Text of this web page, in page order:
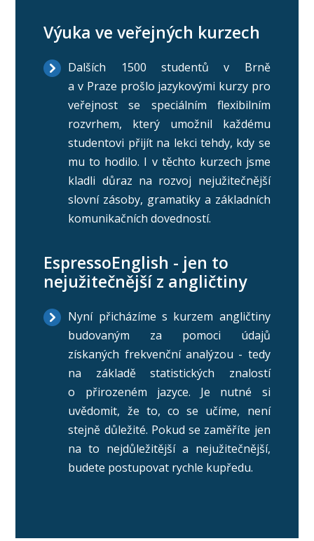
Výuka ve veřejných kurzech
Dalších 1500 studentů v Brně
a v Praze prošlo jazykovými kurzy pro
veřejnost se speciálním flexibilním
rozvrhem, který umožnil každému
studentovi přijít na lekci tehdy, kdy se
mu to hodilo. I v těchto kurzech jsme
kladli důraz na rozvoj nejužitečnější
slovní zásoby, gramatiky a základních
komunikačních dovedností.
EspressoEnglish - jen to
nejužitečnější z angličtiny
Nyní přicházíme s kurzem angličtiny
budovaným za pomoci údajů
získaných frekvenční analýzou - tedy
na základě statistických znalostí
o přirozeném jazyce. Je nutné si
uvědomit, že to, co se učíme, není
stejně důležité. Pokud se zaměříte jen
na to nejdůležitější a nejužitečnější,
budete postupovat rychle kupředu.